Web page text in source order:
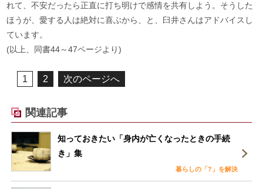
れて、不安だったら正直に打ち明けで感情を共有しよう。そうした
ほうが、愛する人は絶対に喜ぶから、と、臼井さんはアドバイスし
ています。
(以上、同書44～47ページより)
1 2 次のページへ
関連記事
知っておきたい「身内が亡くなったときの手続
き」集
暮らしの「?」を解決